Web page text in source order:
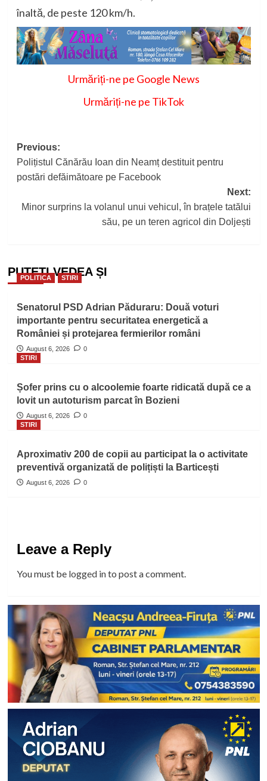
înaltă, de peste 120 km/h.
Urmăriți-ne pe Google News
Urmăriți-ne pe TikTok
Post
navigation
Previous:
Polițistul Cănărău Ioan din Neamț destituit pentru
postări defăimătoare pe Facebook
Next:
Minor surprins la volanul unui vehicul, în brațele tatălui
său, pe un teren agricol din Doljești
PUTEȚI VEDEA ȘI
POLITICA STIRI
Senatorul PSD Adrian Păduraru: Două voturi
importante pentru securitatea energetică a
României și protejarea fermierilor români
August 6, 2026
0
STIRI
Șofer prins cu o alcoolemie foarte ridicată după ce a
lovit un autoturism parcat în Bozieni
August 6, 2026
0
STIRI
Aproximativ 200 de copii au participat la o activitate
preventivă organizată de polițiști la Barticești
August 6, 2026 0
Leave a Reply
You must be logged into post a comment.